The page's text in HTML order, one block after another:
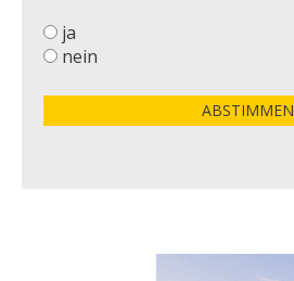
ja
nein
ABSTIMMEN